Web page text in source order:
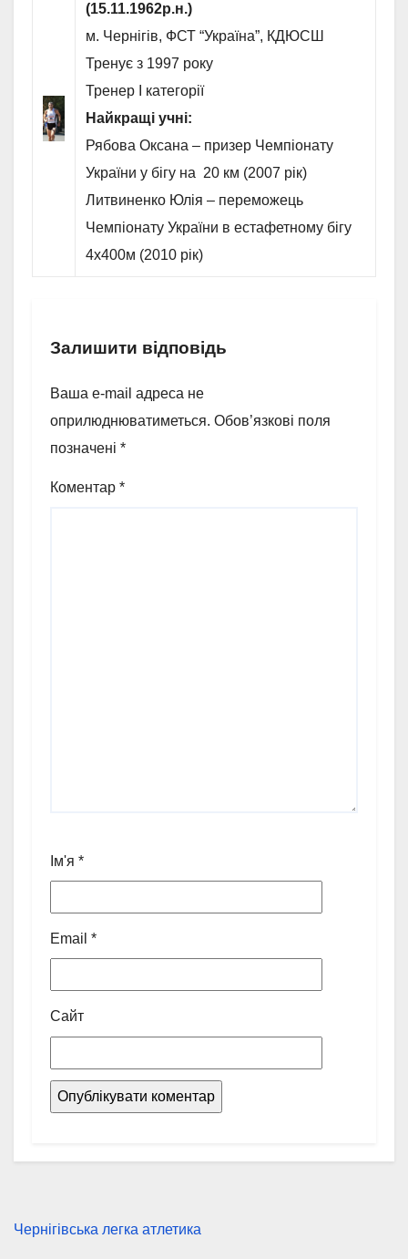
(15.11.1962р.н.)
м. Чернігів, ФСТ “Україна”, КДЮСШ
Тренує з 1997 року
Тренер І категорії
Найкращі учні:
Рябова Оксана – призер Чемпіонату
України у бігу на 20 км (2007 рік)
Литвиненко Юлія – переможець
Чемпіонату України в естафетному бігу
4х400м (2010 рік)
Залишити відповідь
Ваша e-mail адреса не
оприлюднюватиметься. Обов’язкові поля
позначені *
Коментар *
Ім'я *
Email *
Сайт
Чернігівська легка атлетика